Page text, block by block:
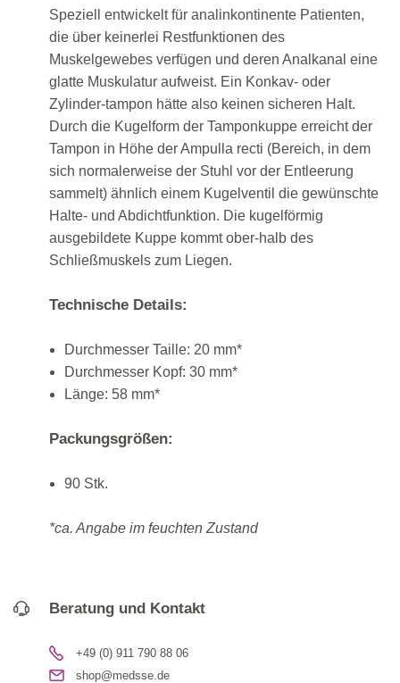
Speziell entwickelt für analinkontinente Patienten,
die über keinerlei Restfunktionen des
Muskelgewebes verfügen und deren Analkanal eine
glatte Muskulatur aufweist. Ein Konkav- oder
Zylinder-tampon hätte also keinen sicheren Halt.
Durch die Kugelform der Tamponkuppe erreicht der
Tampon in Höhe der Ampulla recti (Bereich, in dem
sich normalerweise der Stuhl vor der Entleerung
sammelt) ähnlich einem Kugelventil die gewünschte
Halte- und Abdichtfunktion. Die kugelförmig
ausgebildete Kuppe kommt ober-halb des
Schließmuskels zum Liegen.
Technische Details:
Durchmesser Taille: 20 mm*
Durchmesser Kopf: 30 mm*
Länge: 58 mm*
Packungsgrößen:
90 Stk.
*ca. Angabe im feuchten Zustand
Beratung und Kontakt
+49 (0) 911 790 88 06
shop@medsse.de